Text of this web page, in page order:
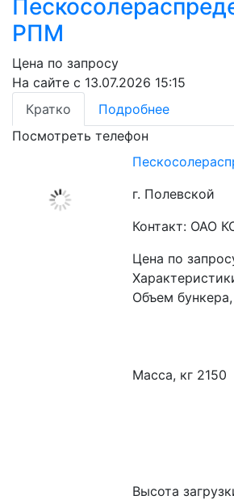
РПМ
Цена по запросу
На сайте с 13.07.2026 15:15
Кратко
Подробнее
Посмотреть телефон
г. Полевской
Контакт: ОАО
Цена по
Объем
Масса, кг 2150
Высота